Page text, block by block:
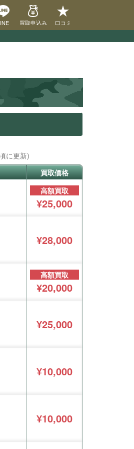
買取申込み 口コミ
に更新)
買取価格
高額買取
¥25,000
¥28,000
高額買取
¥20,000
¥25,000
¥10,000
¥10,000